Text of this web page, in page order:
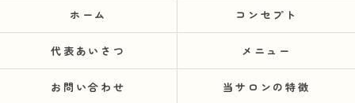
ホーム コンセプト
代表あいさつ メニュー
お問い合わせ 当サロンの特徴